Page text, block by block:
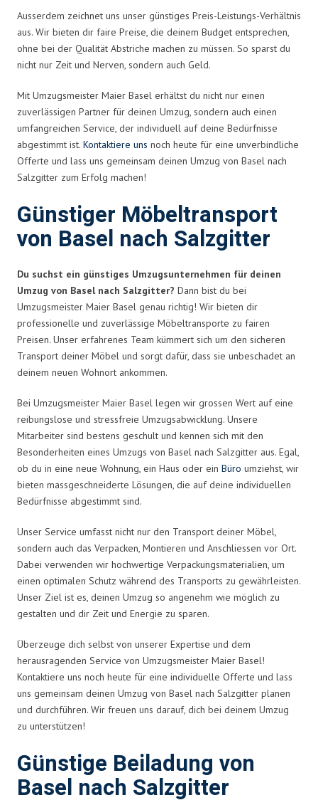
Ausserdem zeichnet uns unser günstiges Preis-Leistungs-Verhältnis
aus. Wir bieten dir faire Preise, die deinem Budget entsprechen,
ohne bei der Qualität Abstriche machen zu müssen. So sparst du
nicht nur Zeit und Nerven, sondern auch Geld.
Mit Umzugsmeister Maier Basel erhältst du nicht nur einen
zuverlässigen Partner für deinen Umzug, sondern auch einen
umfangreichen Service, der individuell auf deine Bedürfnisse
abgestimmt ist. Kontaktiere uns noch heute für eine unverbindliche
Offerte und lass uns gemeinsam deinen Umzug von Basel nach
Salzgitter zum Erfolg machen!
Günstiger Möbeltransport
von Basel nach Salzgitter
Du suchst ein günstiges Umzugsunternehmen für deinen
Umzug von Basel nach Salzgitter? Dann bist du bei
Umzugsmeister Maier Basel genau richtig! Wir bieten dir
professionelle und zuverlässige Möbeltransporte zu fairen
Preisen. Unser erfahrenes Team kümmert sich um den sicheren
Transport deiner Möbel und sorgt dafür, dass sie unbeschadet an
deinem neuen Wohnort ankommen.
Bei Umzugsmeister Maier Basel legen wir grossen Wert auf eine
reibungslose und stressfreie Umzugsabwicklung. Unsere
Mitarbeiter sind bestens geschult und kennen sich mit den
Besonderheiten eines Umzugs von Basel nach Salzgitter aus. Egal,
ob du in eine neue Wohnung, ein Haus oder ein Büro umziehst, wir
bieten massgeschneiderte Lösungen, die auf deine individuellen
Bedürfnisse abgestimmt sind.
Unser Service umfasst nicht nur den Transport deiner Möbel,
sondern auch das Verpacken, Montieren und Anschliessen vor Ort.
Dabei verwenden wir hochwertige Verpackungsmaterialien, um
einen optimalen Schutz während des Transports zu gewährleisten.
Unser Ziel ist es, deinen Umzug so angenehm wie möglich zu
gestalten und dir Zeit und Energie zu sparen.
Überzeuge dich selbst von unserer Expertise und dem
herausragenden Service von Umzugsmeister Maier Basel!
Kontaktiere uns noch heute für eine individuelle Offerte und lass
uns gemeinsam deinen Umzug von Basel nach Salzgitter planen
und durchführen. Wir freuen uns darauf, dich bei deinem Umzug
zu unterstützen!
Günstige Beiladung von
Basel nach Salzgitter